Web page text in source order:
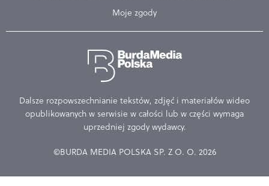
Moje zgody
Dalsze rozpowszechnianie tekstów, zdjęć i materiałów wideo
opublikowanych w serwisie w całości lub w części wymaga
uprzedniej zgody wydawcy.
©BURDA MEDIA POLSKA SP. Z O. O. 2026